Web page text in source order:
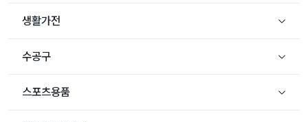
생활가전
수공구
스포츠용품